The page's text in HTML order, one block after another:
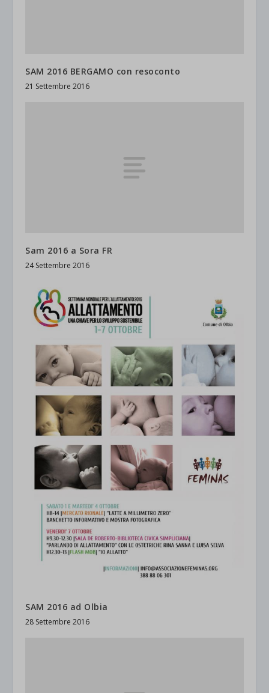
SAM 2016 BERGAMO con resoconto
21 Settembre 2016
Sam 2016 a Sora FR
24 Settembre 2016
SAM 2016 ad Olbia
28 Settembre 2016